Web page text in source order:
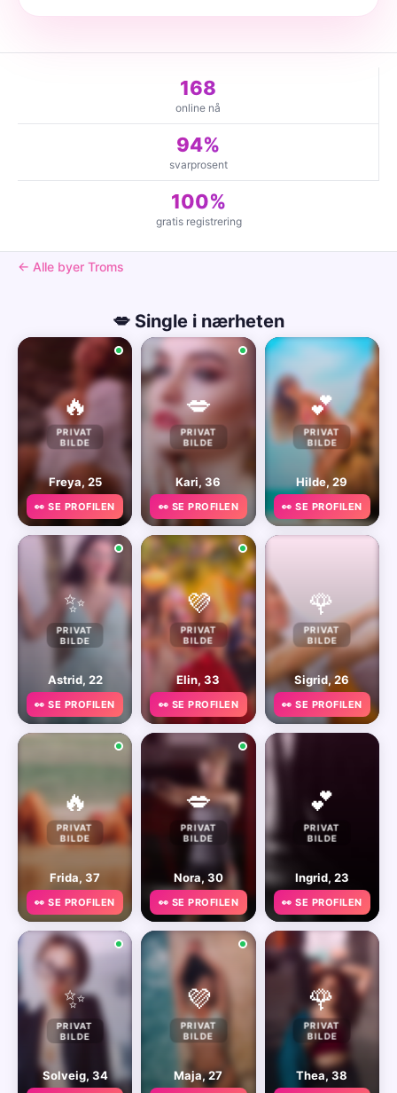
168
online nå
94%
svarprosent
100%
gratis registrering
← Alle byer Troms
💋 Single i nærheten
🔥
PRIVAT
BILDE
Freya, 25
👀 SE PROFILEN
💋
PRIVAT
BILDE
Kari, 36
👀 SE PROFILEN
💕
PRIVAT
BILDE
Hilde, 29
👀 SE PROFILEN
✨
PRIVAT
BILDE
Astrid, 22
👀 SE PROFILEN
💜
PRIVAT
BILDE
Elin, 33
👀 SE PROFILEN
🌹
PRIVAT
BILDE
Sigrid, 26
👀 SE PROFILEN
🔥
PRIVAT
BILDE
Frida, 37
👀 SE PROFILEN
💋
PRIVAT
BILDE
Nora, 30
👀 SE PROFILEN
💕
PRIVAT
BILDE
Ingrid, 23
👀 SE PROFILEN
✨
PRIVAT
BILDE
Solveig, 34
💜
PRIVAT
BILDE
Maja, 27
🌹
PRIVAT
BILDE
Thea, 38